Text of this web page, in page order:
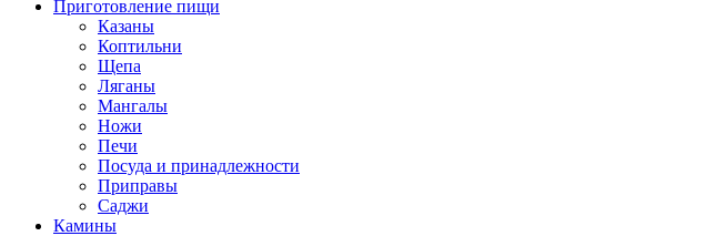
Приготовление пищи
Казаны
Коптильни
Щепа
Ляганы
Мангалы
Ножи
Печи
Посуда и принадлежности
Приправы
Саджи
Камины